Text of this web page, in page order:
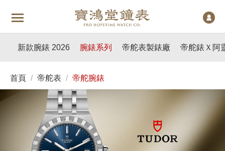
首頁 / 帝舵表 / 帝舵腕錶
新款腕錶 2026 腕錶系列 帝舵表製錶廠 帝舵錶Ｘ阿